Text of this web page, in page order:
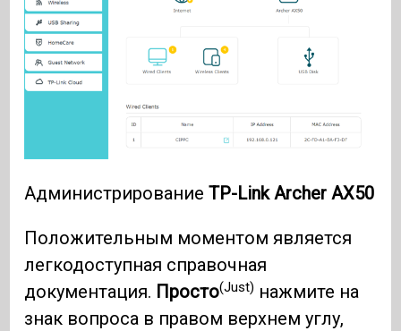
АдминистрированиеTP-Link Archer AX50
Положительным моментом является
легкодоступная справочная
документация. Просто(Just) нажмите на
знак вопроса в правом верхнем углу,